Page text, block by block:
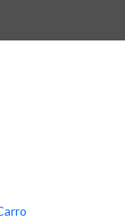
para descargar el